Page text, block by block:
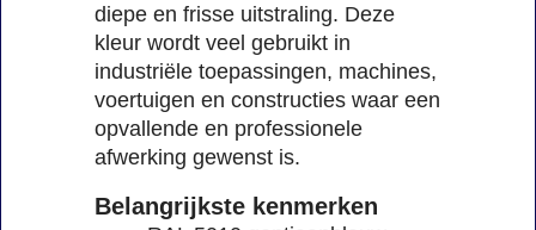
diepe en frisse uitstraling. Deze
kleur wordt veel gebruikt in
industriële toepassingen, machines,
voertuigen en constructies waar een
opvallende en professionele
afwerking gewenst is.
Belangrijkste kenmerken